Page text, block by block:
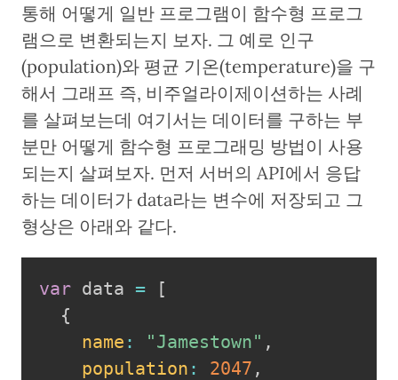
통해 어떻게 일반 프로그램이 함수형 프로그
램으로 변환되는지 보자. 그 예로 인구
(population)와 평균 기온(temperature)을 구
해서 그래프 즉, 비주얼라이제이션하는 사례
를 살펴보는데 여기서는 데이터를 구하는 부
분만 어떻게 함수형 프로그래밍 방법이 사용
되는지 살펴보자. 먼저 서버의 API에서 응답
하는 데이터가 data라는 변수에 저장되고 그
형상은 아래와 같다.
var data =
[
{
name : "Jamestown" ,
population : 2047 ,